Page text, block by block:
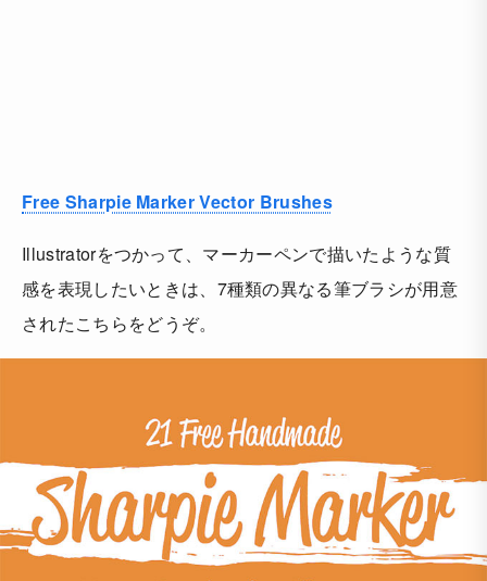
Free Sharpie Marker Vector Brushes
Illustratorをつかって、マーカーペンで描いたような質
感を表現したいときは、7種類の異なる筆ブラシが用意
されたこちらをどうぞ。